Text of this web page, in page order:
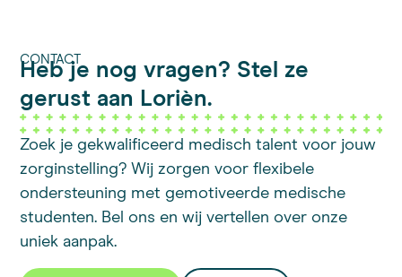
CONTACT
Heb je nog vragen? Stel ze
gerust aan Lorièn.
Zoek je gekwalificeerd medisch talent voor jouw
zorginstelling? Wij zorgen voor flexibele
ondersteuning met gemotiveerde medische
studenten. Bel ons en wij vertellen over onze
uniek aanpak.